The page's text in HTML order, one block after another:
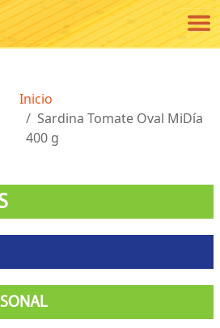
Ruta de navegación
Inicio
Sardina Tomate Oval MiDía
400 g